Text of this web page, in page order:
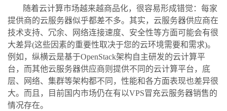
随着云计算市场越来越商品化，很容易形成错觉：每家
提供商的云服务器似乎都差不多。其实，云服务器供应商在
技术支持、冗余、网络连接速度、安全性等方面可能会有很
大差异(这些因素的重要性取决于您的云环境需要和需求)。
例如，纵横云是基于OpenStack架构自主研发的云计算平
台，而其他云服务器供应商则提供不同的云计算平台，底
层、网络、集群等架构都不同，性能和各方面表现也差异很
大。而且，目前国内市场仍在有以VPS冒充云服务器销售的
情况存在。